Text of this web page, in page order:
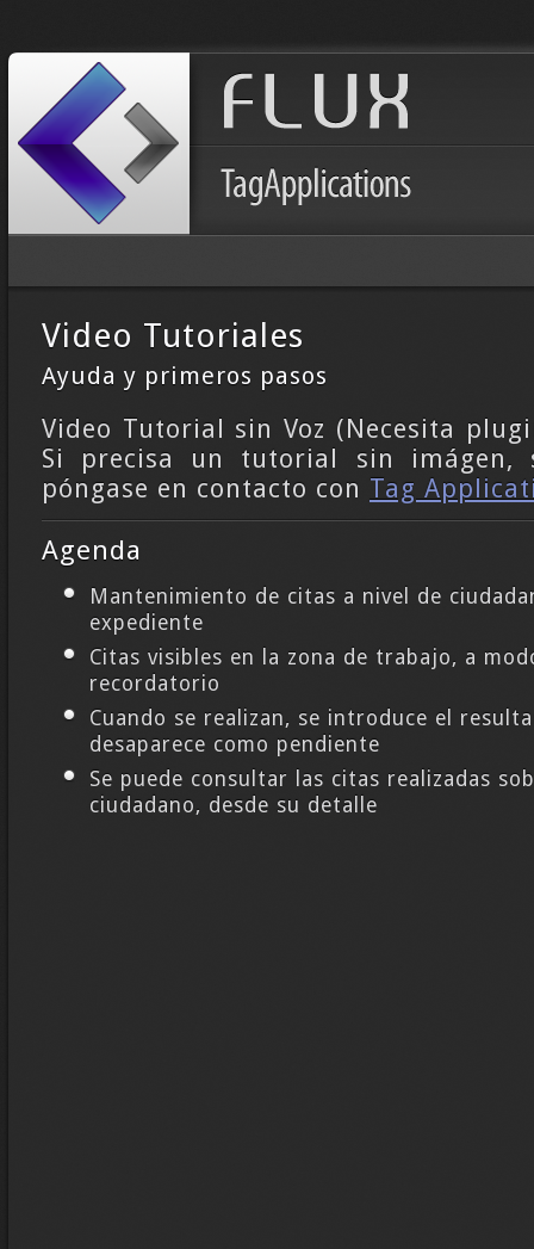
Video Tutoriales
Ayuda y primeros pasos
Video Tutorial sin Voz (Necesita
Si precisa un tutorial sin imágen,
póngase en contacto con Tag
Agenda
Mantenimiento de citas a nivel de
expediente
Citas visibles en la zona de trabajo, a
recordatorio
Cuando se realizan, se introduce el
desaparece como pendiente
Se puede consultar las citas realizadas
ciudadano, desde su detalle